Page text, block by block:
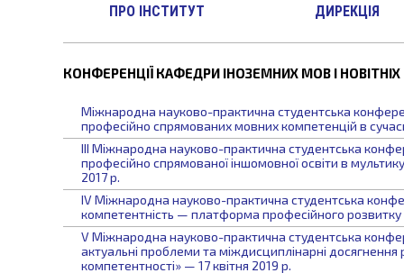
ПРО ІНСТИТУТ ДИРЕКЦІЯ
КОНФЕРЕНЦІЇ КАФЕДРИ ІНОЗЕМНИХ МОВ І
Міжнародна науково-практична студентська
професійно спрямованих мовних компетенцій в
ІІІ Міжнародна науково-практична студентська
професійно спрямованої іншомовної освіти в
2017 р.
IV Міжнародна науково-практична студентська
компетентність — платформа професійного розвитку
V Міжнародна науково-практична студентська
актуальні проблеми та міждисциплінарні досягнення
компетентності» — 17 квітня 2019 р.